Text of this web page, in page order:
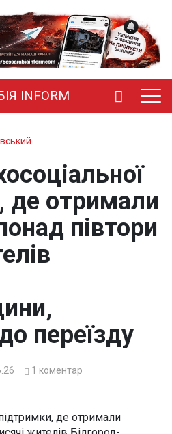
INFORM
де отримали
півтори
переїзду
1 коментар